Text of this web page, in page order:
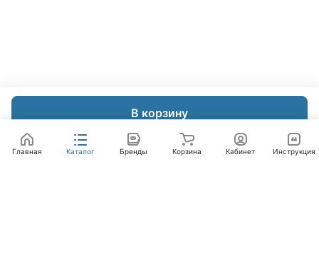
В корзину
Главная Каталог Бренды Корзина Кабинет Инструкция